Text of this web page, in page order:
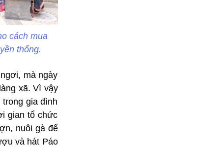
cách mua
thống.
mà ngày
xã. Vì vậy
gia đình
gian tổ chức
nuôi gà để
và hát Páo